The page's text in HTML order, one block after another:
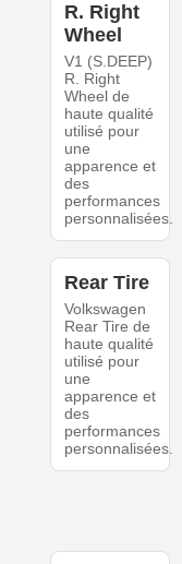
R. Right
Wheel
V1 (S.DEEP)
R. Right
Wheel de
haute qualité
utilisé pour
une
apparence et
des
performances
personnalisées.
Rear Tire
Volkswagen
Rear Tire de
haute qualité
utilisé pour
une
apparence et
des
performances
personnalisées.